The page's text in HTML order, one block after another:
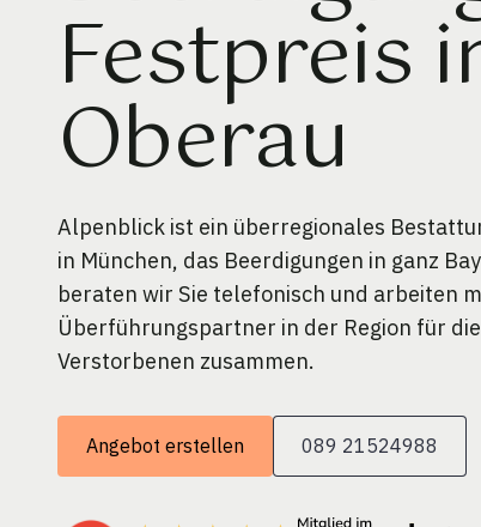
Festpreis
Oberau
Alpenblick ist ein überregionales
in München, das Beerdigungen in ganz
beraten wir Sie telefonisch und arbeiten
Überführungspartner in der Region für
Verstorbenen zusammen.
Angebot erstellen 089 21524988